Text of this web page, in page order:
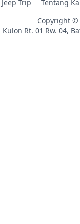
Jeep Trip Tentang
Copyright ©
Kulon Rt. 01 Rw. 04,